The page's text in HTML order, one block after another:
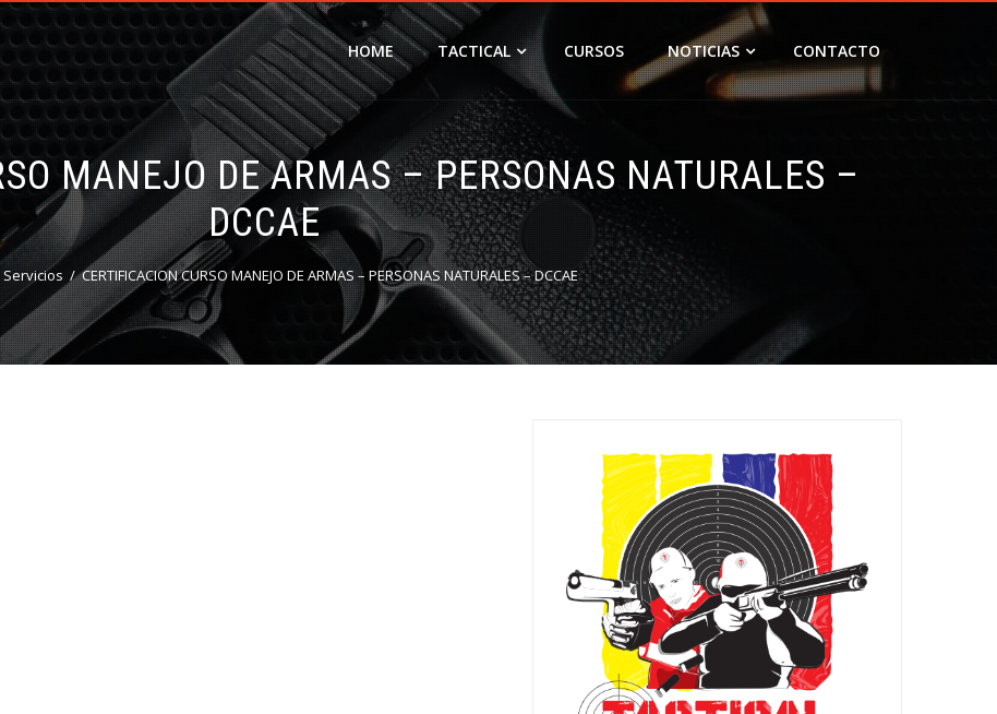
HOME TACTICAL CURSOS NOTICIAS CONTACTO
MANEJO DE ARMAS – PERSONAS NATURALES –
DCCAE
Servicios CERTIFICACION CURSO MANEJO DE ARMAS – PERSONAS NATURALES – DCCAE